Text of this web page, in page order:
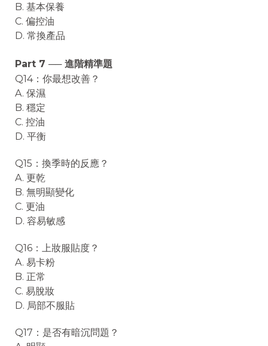
B. 基本保養
C. 偏控油
D. 常換產品
Part 7 ── 進階精準題
Q14：你最想改善？
A. 保濕
B. 穩定
C. 控油
D. 平衡
Q15：換季時的反應？
A. 更乾
B. 無明顯變化
C. 更油
D. 容易敏感
Q16：上妝服貼度？
A. 易卡粉
B. 正常
C. 易脫妝
D. 局部不服貼
Q17：是否有暗沉問題？